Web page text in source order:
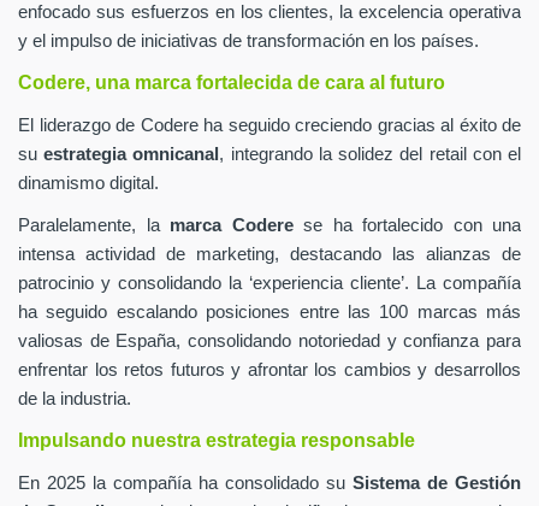
enfocado sus esfuerzos en los clientes, la excelencia operativa
y el impulso de iniciativas de transformación en los países.
Codere, una marca fortalecida de cara al futuro
El liderazgo de Codere ha seguido creciendo gracias al éxito de
suestrategia omnicanal , integrando la solidez del retail con el
dinamismo digital.
Paralelamente, la marca Coderese ha fortalecido con una
intensa actividad de marketing, destacando las alianzas de
patrocinio y consolidando la ‘experiencia cliente’. La compañía
ha seguido escalando posiciones entre las 100 marcas más
valiosas de España, consolidando notoriedad y confianza para
enfrentar los retos futuros y afrontar los cambios y desarrollos
de la industria.
Impulsando nuestra estrategia responsable
En 2025 la compañía ha consolidado su Sistema de Gestión